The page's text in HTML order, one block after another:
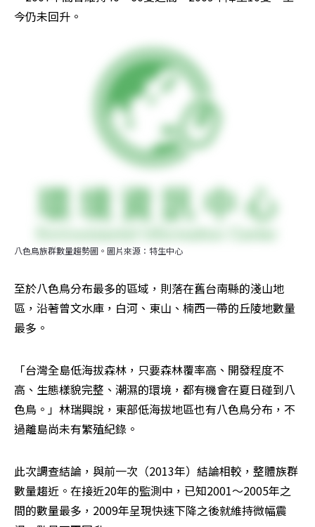
今仍未回升。
八色鳥族群數量趨勢圖。圖片來源：特生中心
至於八色鳥分布最多的區域，則落在舊台南縣的淺山地
區，沿著曾文水庫，白河、東山、楠西一帶的丘陵地數量
最多。
「台灣全島低海拔森林，只要森林覆率高、開發程度不
高、生態樣貌完整、潮濕的環境，都有機會在夏日碰到八
色鳥。」林瑞興說，東部低海拔地區也有八色鳥分布，不
過離島尚未有繁殖紀錄。
此次調查結論，與前一次（2013年）結論相較，整體族群
數量趨近。在接近20年的監測中，已知2001～2005年之
間的數量最多，2009年呈現快速下降之後就維持微幅震